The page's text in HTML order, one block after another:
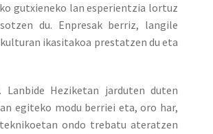
gutxieneko lan esperientzia lortuz
du. Enpresak berriz, langile
ikasitakoa prestatzen du eta
Heziketan jarduten duten
egiteko modu berriei eta, oro har,
ondo trebatu ateratzen